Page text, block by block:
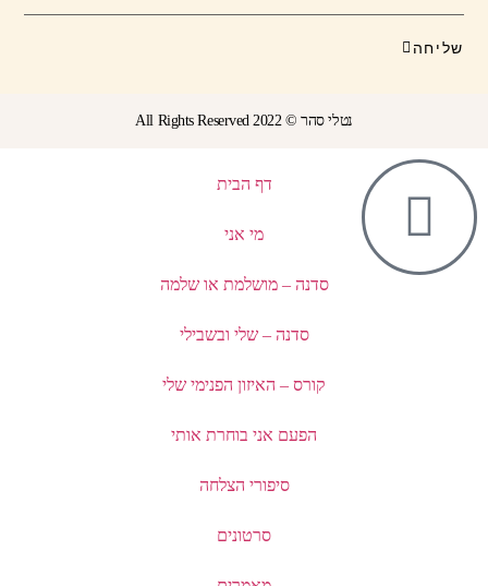
שליחה
נטלי סהר © All Rights Reserved 2022
דף הבית
מי אני
סדנה – מושלמת או שלמה
סדנה – שלי ובשבילי
קורס – האיזון הפנימי שלי
הפעם אני בוחרת אותי
סיפורי הצלחה
סרטונים